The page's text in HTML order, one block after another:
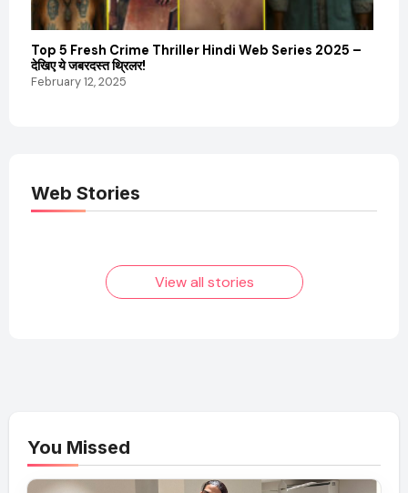
Top 5 Fresh Crime Thriller Hindi Web Series 2025 –
देखिए ये जबरदस्त थ्रिलर!
February 12, 2025
Web Stories
Elvish Yadav: एक
आम लड़के से यूट्यूबर
फिल्मों का जादू और उनका
View all stories
You Missed